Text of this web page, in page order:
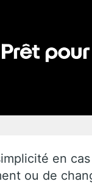
en cas
ou de